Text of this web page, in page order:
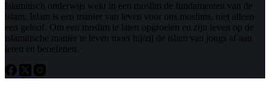
Islamitisch onderwijs wekt in een moslim de fundamenten van de
islam. Islam is een manier van leven voor ons moslims, niet alleen
een geloof. Om een ​​moslim te laten opgroeien en zijn leven op de
islamitische manier te leven moet hij/zij de islam van jongs af aan
leren en beoefenen.